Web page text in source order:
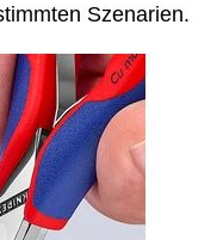
Szenarien.